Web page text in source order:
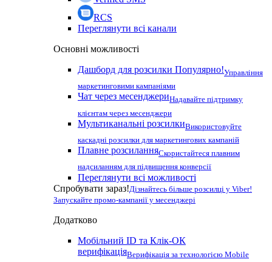
RCS
Переглянути всі канали
Основні можливості
Дашборд для розсилки Популярно!Управління
маркетинговими кампаніями
Чат через месенджериНадавайте підтримку
клієнтам через месенджери
Мультиканальні розсилкиВикористовуйте
каскадні розсилки для маркетингових кампаній
Плавне розсиланняСкористайтеся плавним
надсиланням для підвищення конверсії
Переглянути всі можливості
Спробувати зараз!Дізнайтесь більше розсилці у Viber!
Запускайте промо-кампанії у месенджері
Додатково
Мобільний ID та Клік-ОК
верифікаціяВерифікація за технологією Mobile